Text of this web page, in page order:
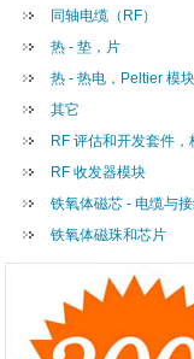
同轴电缆（RF）
热 - 垫，片
热 - 热电，Peltier 模块
其它
RF 评估和开发套件，
RF 收发器模块
铁氧体磁芯 - 电缆与
铁氧体磁珠和芯片